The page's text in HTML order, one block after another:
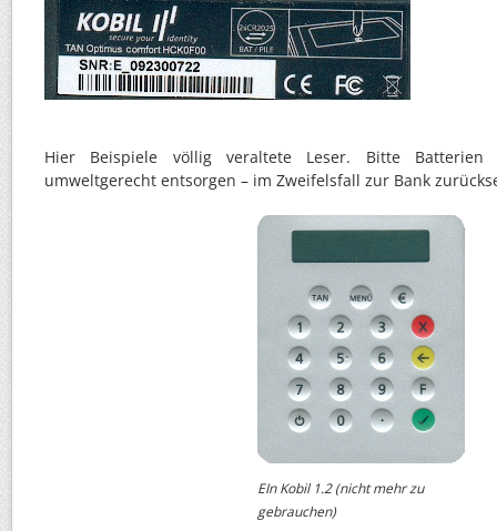
Hier Beispiele völlig veraltete Leser. Bitte
umweltgerecht entsorgen – im Zweifelsfall zur Bank
EIn Kobil 1.2 (nicht mehr zu
gebrauchen)